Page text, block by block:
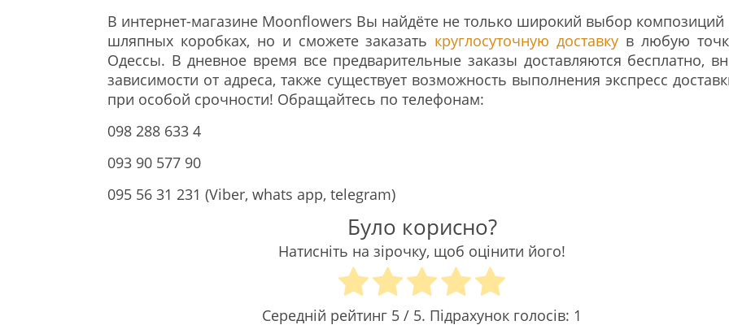
В интернет-магазине Moonflowers Вы найдёте не только широкий выбор композиций
шляпных коробках, но и сможете заказать круглосуточную доставку в любую
Одессы. В дневное время все предварительные заказы доставляются бесплатно,
зависимости от адреса, также существует возможность выполнения экспресс
при особой срочности! Обращайтесь по телефонам:
098 288 633 4
093 90 577 90
095 56 31 231 (Viber, whats app, telegram)
Було корисно?
Натисніть на зірочку, щоб оцінити його!
Середній рейтинг 5 / 5. Підрахунок голосів: 1